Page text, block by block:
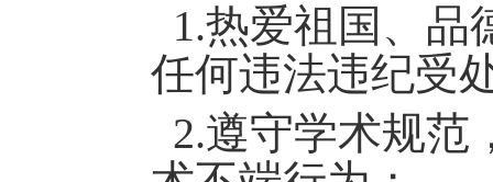
1.热爱祖国、品
任何违法违纪受
2.遵守学术规范